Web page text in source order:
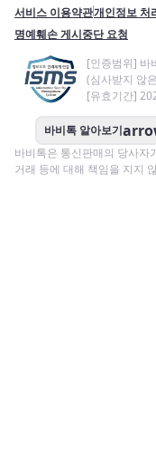
서비스 이용약관개인정보 처
명예훼손 게시중단 요청
[인증범위] 바
(심사받지 않
[유효기간]
바비톡 알아보기
바비톡은 통신판매의 당사자
거래 등에 대해 책임을 지지